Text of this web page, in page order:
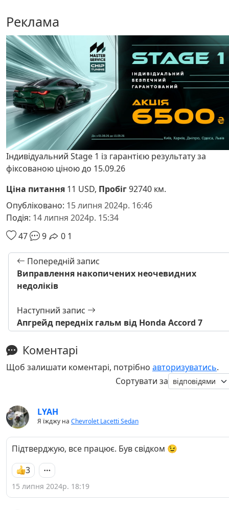
Реклама
Індивідуальний Stage 1 із гарантією результату за
фіксованою ціною до 15.09.26
Ціна питання 11 USD, Пробіг92740 км.
Опубліковано: 15 липня 2024р. 16:46
Подія: 14 липня 2024р. 15:34
47
9 0 1
Попередній запис
Виправлення накопичених неочевидних
недоліків
Наступний запис
Апгрейд передніх гальм від Honda Accord 7
Коментарі
Щоб залишати коментарі, потрібно авторизуватись.
Сортувати за
LYAH
Я їжджу на Chevrolet Lacetti Sedan
Підтверджую, все працює. Був свідком 😉
3
15 липня 2024р. 18:19